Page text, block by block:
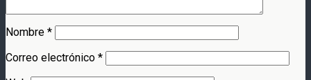
Nombre *
Correo electrónico *